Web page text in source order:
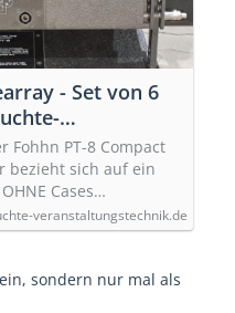
- Set von 6
- Der Marktplatz
Fohhn PT-8 Compact
bezieht sich auf ein
Cases…
veranstaltungstechnik.de
sondern nur mal als